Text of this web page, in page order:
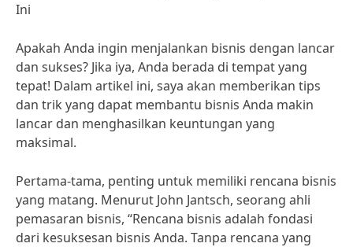
Ini
Apakah Anda ingin menjalankan bisnis dengan lancar
dan sukses? Jika iya, Anda berada di tempat yang
tepat! Dalam artikel ini, saya akan memberikan tips
dan trik yang dapat membantu bisnis Anda makin
lancar dan menghasilkan keuntungan yang
maksimal.
Pertama-tama, penting untuk memiliki rencana bisnis
yang matang. Menurut John Jantsch, seorang ahli
pemasaran bisnis, “Rencana bisnis adalah fondasi
dari kesuksesan bisnis Anda. Tanpa rencana yang